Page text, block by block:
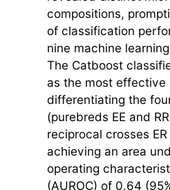
compositions,
of classification
nine machine
The Catboost
as the most effective
differentiating the
(purebreds EE and
reciprocal crosses ER
achieving an area
operating
(AUROC) of 0.64